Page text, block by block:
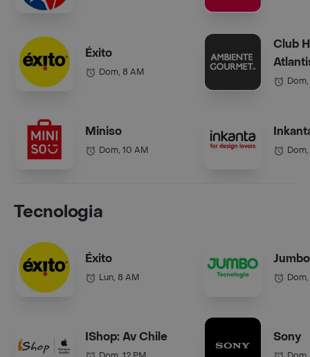
Éxito
Dom, 8 AM
Miniso
Dom, 10 AM
Club
Dom,
Dom,
Tecnologia
Éxito
Lun, 8 AM
IShop: Av Chile
Jumbo
Sony